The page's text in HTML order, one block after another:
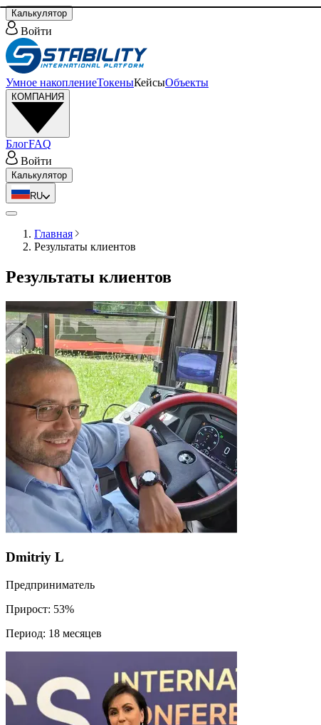
Калькулятор
Войти
Умное накоплениеТокеныКейсыОбъекты
КОМПАНИЯ
БлогFAQ
Войти
Калькулятор
RU
Главная
Результаты клиентов
Результаты клиентов
Dmitriy L
Предприниматель
Прирост: 53%
Период: 18 месяцев